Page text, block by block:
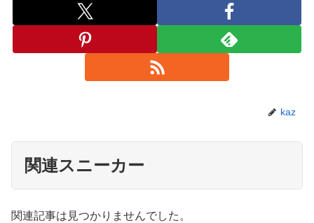
kaz
関連スニーカー
関連記事は見つかりませんでした。